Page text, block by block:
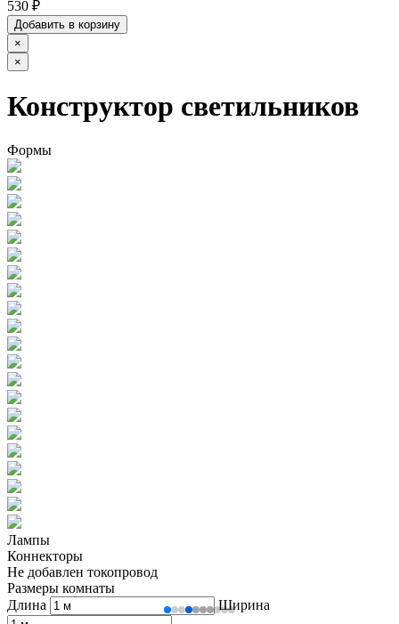
530 ₽
Добавить в корзину
×
×
Конструктор светильников
Формы
Лампы
Коннекторы
Не добавлен токопровод
Размеры комнаты
Длина
Ширина